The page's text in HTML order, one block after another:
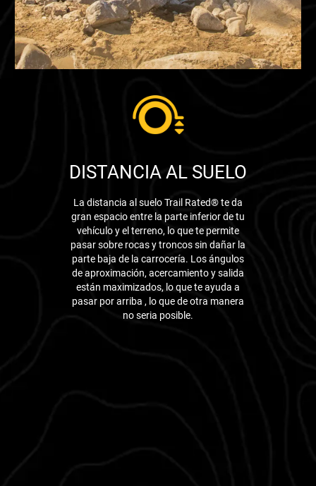
DISTANCIA AL SUELO
La distancia al suelo Trail Rated® te da
gran espacio entre la parte inferior de tu
vehículo y el terreno, lo que te permite
pasar sobre rocas y troncos sin dañar la
parte baja de la carrocería. Los ángulos
de aproximación, acercamiento y salida
están maximizados, lo que te ayuda a
pasar por arriba , lo que de otra manera
no seria posible.